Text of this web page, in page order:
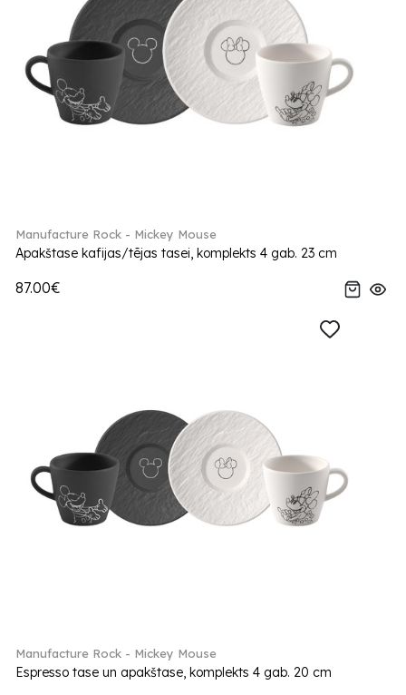
Manufacture Rock - Mickey Mouse
Apakštase kafijas/tējas tasei, komplekts 4 gab. 23 cm
87.00€
Manufacture Rock - Mickey Mouse
Espresso tase un apakštase, komplekts 4 gab. 20 cm